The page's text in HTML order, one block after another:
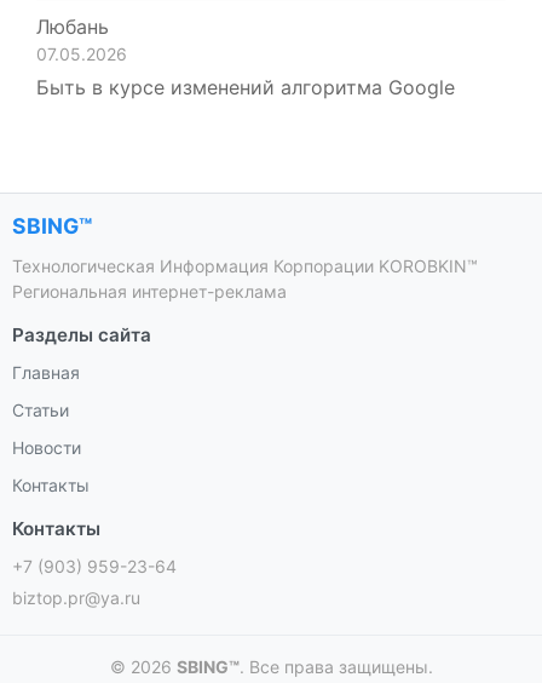
Любань
07.05.2026
Быть в курсе изменений алгоритма Google
SBING™
Технологическая Информация Корпорации KOROBKIN™
Региональная интернет-реклама
Разделы сайта
Главная
Статьи
Новости
Контакты
Контакты
+7 (903) 959-23-64
biztop.pr@ya.ru
© 2026 SBING™. Все права защищены.